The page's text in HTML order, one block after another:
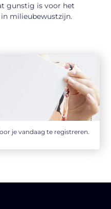
gunstig is voor het
milieubewustzijn.
je vandaag te registreren.